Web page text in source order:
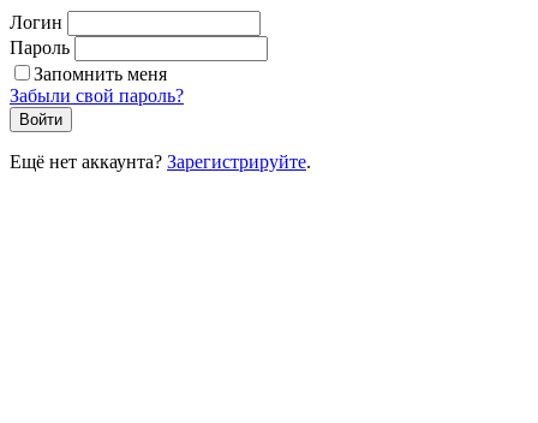
Логин
Пароль
Запомнить меня
Забыли свой пароль?
Войти
Ещё нет аккаунта? Зарегистрируйте.